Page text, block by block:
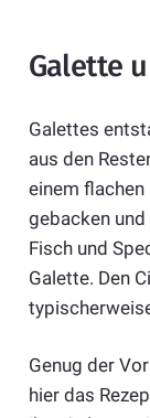
Galette
Galettes
aus den
einem flachen
gebacken
Fisch und
Galette. Den
Genug der
hier das